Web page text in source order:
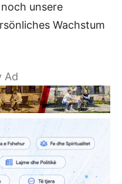
unsere
Wachstum
Ad